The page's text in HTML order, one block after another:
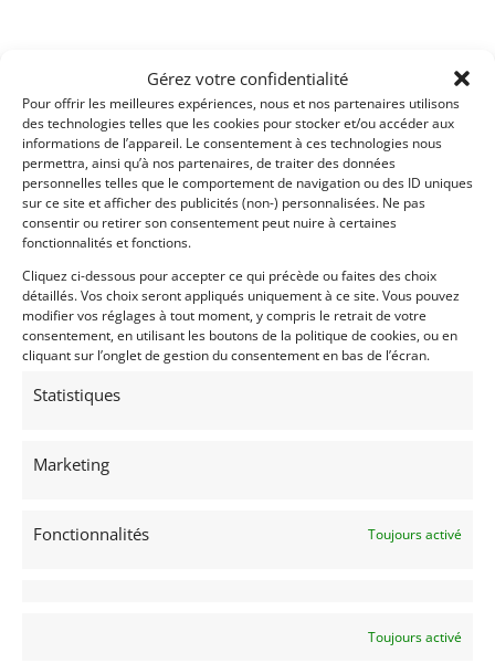
Gérez votre confidentialité
Pour offrir les meilleures expériences, nous et nos partenaires utilisons
des technologies telles que les cookies pour stocker et/ou accéder aux
informations de l’appareil. Le consentement à ces technologies nous
permettra, ainsi qu’à nos partenaires, de traiter des données
personnelles telles que le comportement de navigation ou des ID uniques
sur ce site et afficher des publicités (non-) personnalisées. Ne pas
consentir ou retirer son consentement peut nuire à certaines
fonctionnalités et fonctions.
Cliquez ci-dessous pour accepter ce qui précède ou faites des choix
détaillés. Vos choix seront appliqués uniquement à ce site. Vous pouvez
modifier vos réglages à tout moment, y compris le retrait de votre
consentement, en utilisant les boutons de la politique de cookies, ou en
cliquant sur l’onglet de gestion du consentement en bas de l’écran.
Statistiques
Marketing
Fonctionnalités Toujours activé
Toujours activé
Partager cette annonce
Passeports techniques
Grand Tourisme [GT]